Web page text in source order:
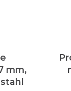
mm,